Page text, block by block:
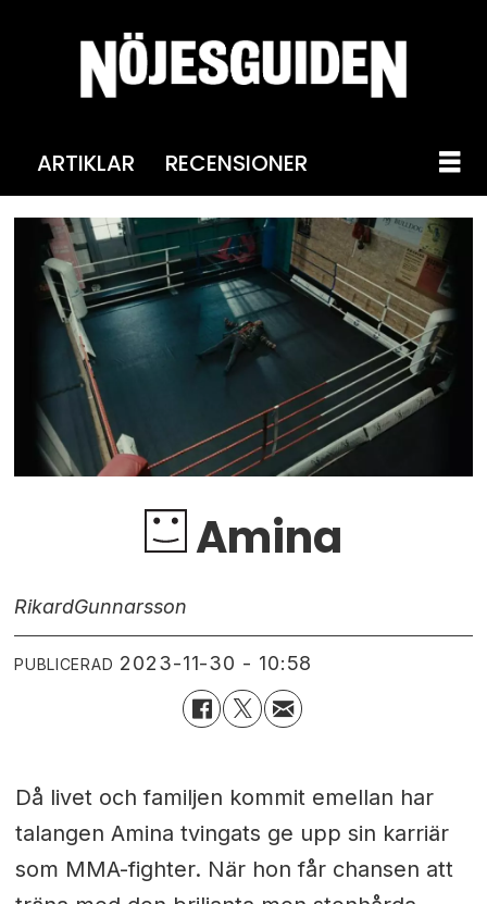
ARTIKLAR RECENSIONER
Amina
RikardGunnarsson
PUBLICERAD 2023-11-30 - 10:58
Då livet och familjen kommit emellan har
talangen Amina tvingats ge upp sin karriär
som MMA-fighter. När hon får chansen att